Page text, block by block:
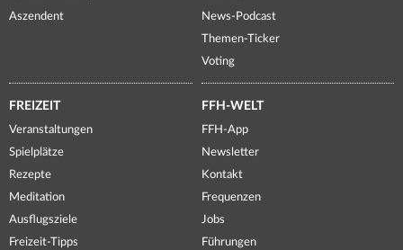
Aszendent
News-Podcast
Themen-Ticker
Voting
FREIZEIT
Veranstaltungen
Spielplätze
Rezepte
Meditation
Ausflugsziele
Freizeit-Tipps
FFH-WELT
FFH-App
Newsletter
Kontakt
Frequenzen
Jobs
Führungen